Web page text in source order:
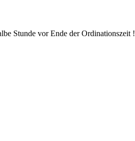
Stunde vor Ende der Ordinationszeit !